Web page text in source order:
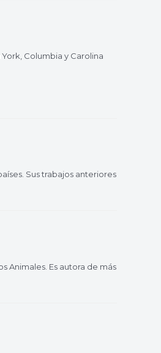
Columbia y Carolina
Sus trabajos anteriores
Animales. Es autora de más